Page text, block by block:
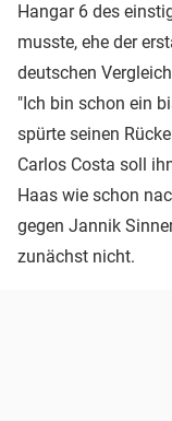
Hangar 6 des
musste, ehe der
deutschen
"Ich bin schon ein
spürte seinen
Carlos Costa soll
Haas wie schon
gegen Jannik
zunächst nicht.